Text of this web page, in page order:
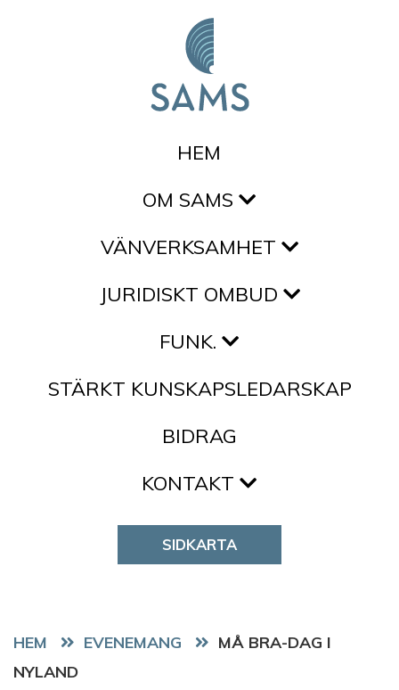
HEM
OM SAMS
VÄNVERKSAMHET
JURIDISKT OMBUD
FUNK.
STÄRKT KUNSKAPSLEDARSKAP
BIDRAG
KONTAKT
SIDKARTA
HEM EVENEMANG
MÅ BRA-DAG I
NYLAND